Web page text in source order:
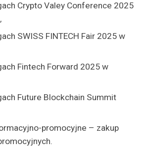
Crypto Valey Conference 2025
SWISS FINTECH Fair 2025 w
Fintech Forward 2025 w
Future Blockchain Summit
promocyjne – zakup